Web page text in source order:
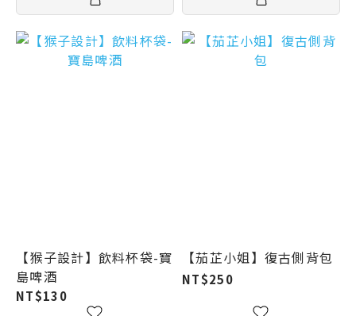
【猴子設計】飲料杯袋-寶
島啤酒
NT$130
【茄芷小姐】復古側背包
NT$250